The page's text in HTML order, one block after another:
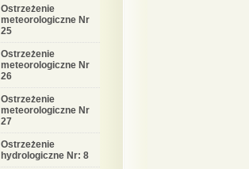
Ostrzeżenie
meteorologiczne Nr
25
Ostrzeżenie
meteorologiczne Nr
26
Ostrzeżenie
meteorologiczne Nr
27
Ostrzeżenie
hydrologiczne Nr: 8